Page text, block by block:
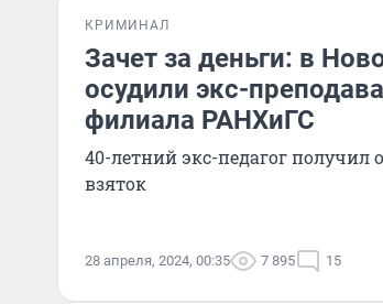
КРИМИНАЛ
Зачет за деньги: в
осудили экс-
филиала РАНХиГС
40-летний экс-педагог получил
взяток
28 апреля, 2024, 00:35 7 895 15